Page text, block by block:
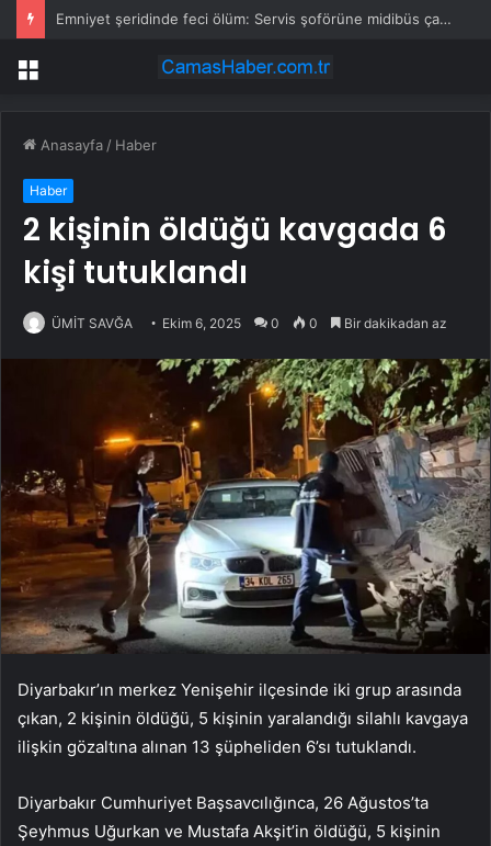
Emniyet şeridinde feci ölüm: Servis şoförüne midibüs çarptı
Menü
Anasayfa / Haber
Haber
2 kişinin öldüğü kavgada 6
kişi tutuklandı
ÜMİT SAVĞA Ekim 6, 2025 0 0 Bir dakikadan az
Diyarbakır’ın merkez Yenişehir ilçesinde iki grup arasında
çıkan, 2 kişinin öldüğü, 5 kişinin yaralandığı silahlı kavgaya
ilişkin gözaltına alınan 13 şüpheliden 6’sı tutuklandı.
Diyarbakır Cumhuriyet Başsavcılığınca, 26 Ağustos’ta
Şeyhmus Uğurkan ve Mustafa Akşit’in öldüğü, 5 kişinin